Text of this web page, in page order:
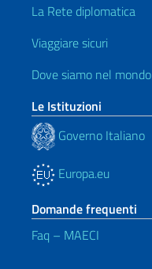
La Rete diplomatica
Viaggiare sicuri
Dove siamo nel mondo
Le Istituzioni
Governo Italiano
Europa.eu
Domande frequenti
Faq – MAECI